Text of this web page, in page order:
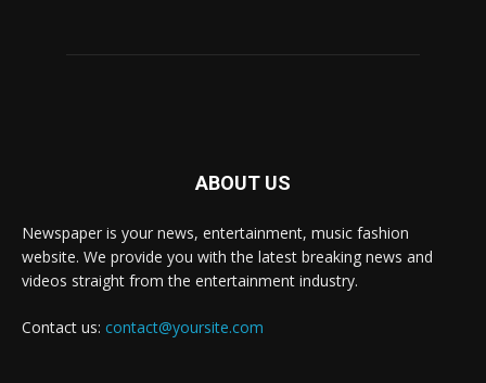
ABOUT US
Newspaper is your news, entertainment, music fashion
website. We provide you with the latest breaking news and
videos straight from the entertainment industry.
Contact us: contact@yoursite.com